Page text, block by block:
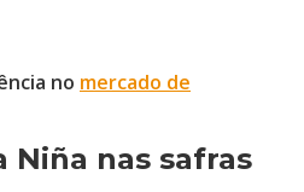
no mercado de
Niña nas safras